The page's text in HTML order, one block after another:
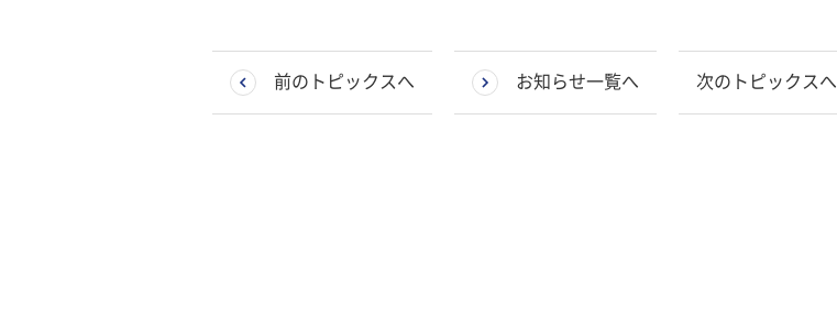
前のトピックスへ お知らせ一覧へ 次のトピックスへ